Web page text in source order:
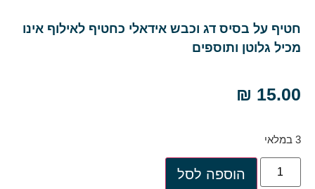
חטיף על בסיס דג וכבש אידאלי כחטיף לאילוף אינו
מכיל גלוטן ותוספים
₪ 15.00
3 במלאי
הוספה לסל